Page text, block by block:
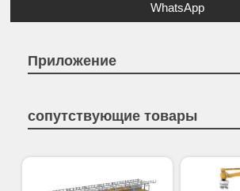
WhatsApp
Приложение
сопутствующие товары